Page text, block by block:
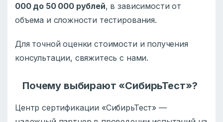
000 до 50 000 рублей, в зависимости от
объема и сложности тестирования.
Для точной оценки стоимости и получения
консультации, свяжитесь с нами.
Почему выбирают «СибирьТест»?
Центр сертификации «СибирьТест» —